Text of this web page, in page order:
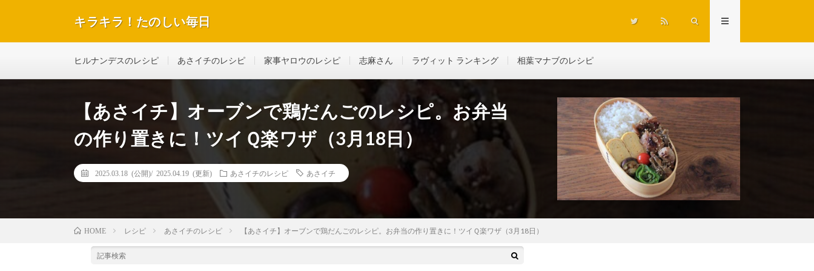
キラキラ！たのしい毎日
ヒルナンデスのレシピ あさイチのレシピ 家事ヤロウのレシピ 志麻さん ラヴィット ランキング 相葉マナブのレシピ
【あさイチ】オーブンで鶏だんごのレシピ。お弁当
の作り置きに！ツイＱ楽ワザ（3月18日）
2025.03.18 (公開)/ 2025.04.19 (更新) あさイチのレシピ あさイチ
HOME レシピ あさイチのレシピ 【あさイチ】オーブンで鶏だんごのレシピ。お弁当の作り置きに！ツイＱ楽ワザ（3月18日）